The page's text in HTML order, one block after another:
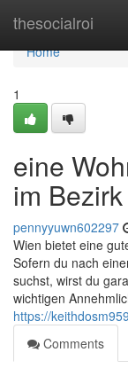
thesocialroi
Home
Home
1
eine
im
pennyyuwn602297
Wien bietet eine
Sofern du nach
suchst, wirst du
wichtigen
https://
Comments